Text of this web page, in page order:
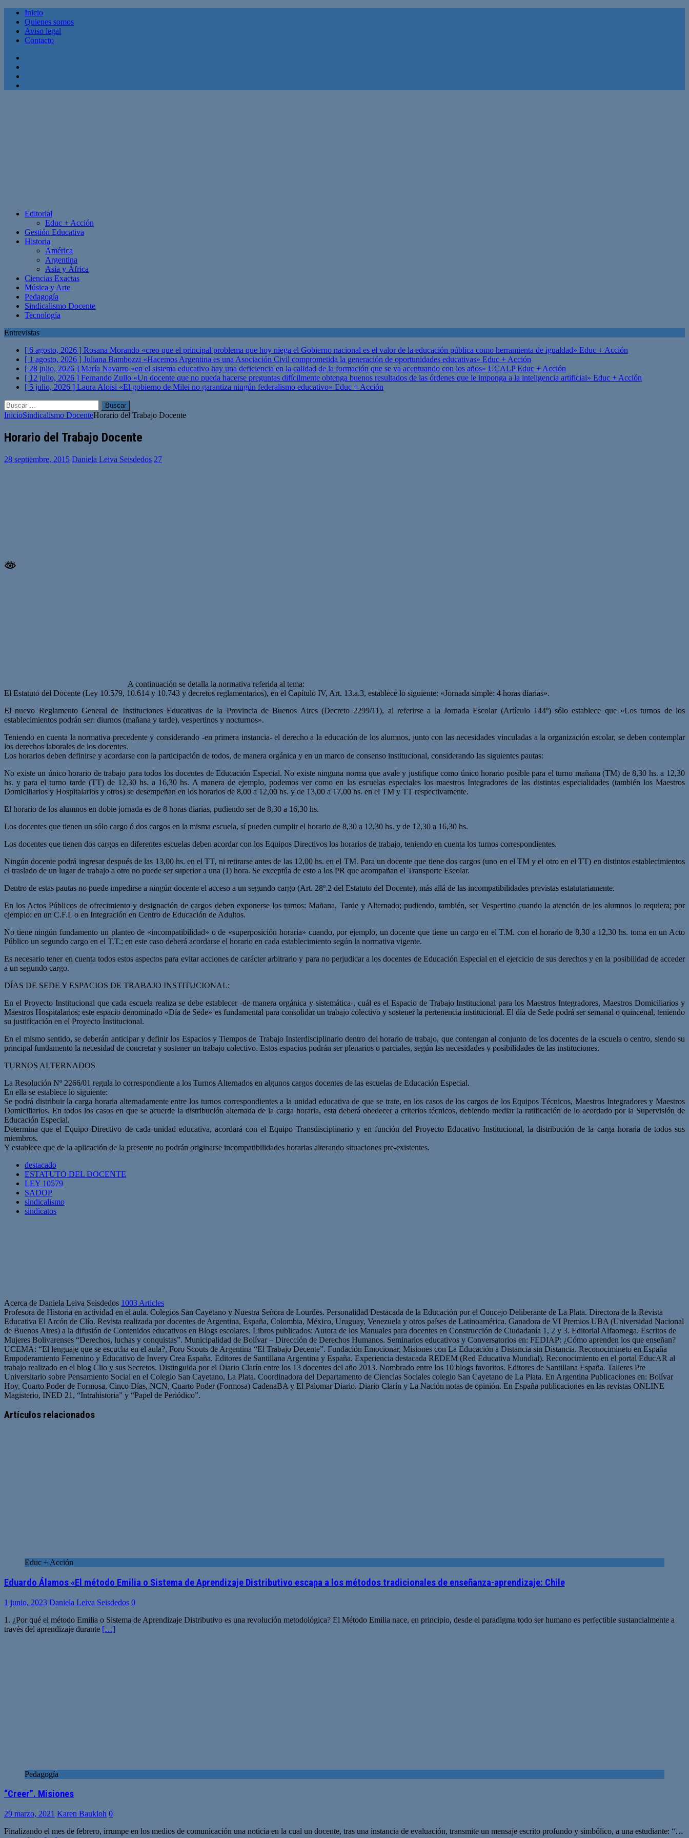
Inicio
Quienes somos
Aviso legal
Contacto
Editorial
Educ + Acción
Gestión Educativa
Historia
América
Argentina
Asia y África
Ciencias Exactas
Música y Arte
Pedagogía
Sindicalismo Docente
Tecnología
Entrevistas
[ 6 agosto, 2026 ] Rosana Morando «creo que el principal problema que hoy niega el Gobierno nacional es el valor de la educación pública como herramienta de igualdad» Educ + Acción
[ 1 agosto, 2026 ] Juliana Bambozzi «Hacemos Argentina es una Asociación Civil comprometida la generación de oportunidades educativas» Educ + Acción
[ 28 julio, 2026 ] María Navarro «en el sistema educativo hay una deficiencia en la calidad de la formación que se va acentuando con los años» UCALPEduc + Acción
[ 12 julio, 2026 ] Fernando Zullo «Un docente que no pueda hacerse preguntas difícilmente obtenga buenos resultados de las órdenes que le imponga a la inteligencia artificial» Educ + Acción
[ 5 julio, 2026 ] Laura Aloisi «El gobierno de Milei no garantiza ningún federalismo educativo» Educ + Acción
Buscar:
InicioSindicalismo DocenteHorario del Trabajo Docente
Horario del Trabajo Docente
28 septiembre, 2015 Daniela Leiva Seisdedos 27
A continuación se detalla la normativa referida al tema:
El Estatuto del Docente (Ley 10.579, 10.614 y 10.743 y decretos reglamentarios), en el Capítulo IV, Art. 13.a.3, establece lo siguiente: «Jornada simple: 4 horas diarias».
El nuevo Reglamento General de Instituciones Educativas de la Provincia de Buenos Aires (Decreto 2299/11), al referirse a la Jornada Escolar (Artículo 144º) sólo establece que «Los turnos de los
establecimientos podrán ser: diurnos (mañana y tarde), vespertinos y nocturnos».
Teniendo en cuenta la normativa precedente y considerando -en primera instancia- el derecho a la educación de los alumnos, junto con las necesidades vinculadas a la organización escolar, se deben contemplar
los derechos laborales de los docentes.
Los horarios deben definirse y acordarse con la participación de todos, de manera orgánica y en un marco de consenso institucional, considerando las siguientes pautas:
No existe un único horario de trabajo para todos los docentes de Educación Especial. No existe ninguna norma que avale y justifique como único horario posible para el turno mañana (TM) de 8,30 hs. a 12,30
hs. y para el turno tarde (TT) de 12,30 hs. a 16,30 hs. A manera de ejemplo, podemos ver como en las escuelas especiales los maestros Integradores de las distintas especialidades (también los Maestros
Domiciliarios y Hospitalarios y otros) se desempeñan en los horarios de 8,00 a 12,00 hs. y de 13,00 a 17,00 hs. en el TM y TT respectivamente.
El horario de los alumnos en doble jornada es de 8 horas diarias, pudiendo ser de 8,30 a 16,30 hs.
Los docentes que tienen un sólo cargo ó dos cargos en la misma escuela, sí pueden cumplir el horario de 8,30 a 12,30 hs. y de 12,30 a 16,30 hs.
Los docentes que tienen dos cargos en diferentes escuelas deben acordar con los Equipos Directivos los horarios de trabajo, teniendo en cuenta los turnos correspondientes.
Ningún docente podrá ingresar después de las 13,00 hs. en el TT, ni retirarse antes de las 12,00 hs. en el TM. Para un docente que tiene dos cargos (uno en el TM y el otro en el TT) en distintos establecimientos
el traslado de un lugar de trabajo a otro no puede ser superior a una (1) hora. Se exceptúa de esto a los PR que acompañan el Transporte Escolar.
Dentro de estas pautas no puede impedirse a ningún docente el acceso a un segundo cargo (Art. 28º.2 del Estatuto del Docente), más allá de las incompatibilidades previstas estatutariamente.
En los Actos Públicos de ofrecimiento y designación de cargos deben exponerse los turnos: Mañana, Tarde y Alternado; pudiendo, también, ser Vespertino cuando la atención de los alumnos lo requiera; por
ejemplo: en un C.F.L o en Integración en Centro de Educación de Adultos.
No tiene ningún fundamento un planteo de «incompatibilidad» o de «superposición horaria» cuando, por ejemplo, un docente que tiene un cargo en el T.M. con el horario de 8,30 a 12,30 hs. toma en un Acto
Público un segundo cargo en el T.T.; en este caso deberá acordarse el horario en cada establecimiento según la normativa vigente.
Es necesario tener en cuenta todos estos aspectos para evitar acciones de carácter arbitrario y para no perjudicar a los docentes de Educación Especial en el ejercicio de sus derechos y en la posibilidad de acceder
a un segundo cargo.
DÍAS DE SEDE Y ESPACIOS DE TRABAJO INSTITUCIONAL:
En el Proyecto Institucional que cada escuela realiza se debe establecer -de manera orgánica y sistemática-, cuál es el Espacio de Trabajo Institucional para los Maestros Integradores, Maestros Domiciliarios y
Maestros Hospitalarios; este espacio denominado «Día de Sede» es fundamental para consolidar un trabajo colectivo y sostener la pertenencia institucional. El día de Sede podrá ser semanal o quincenal, teniendo
su justificación en el Proyecto Institucional.
En el mismo sentido, se deberán anticipar y definir los Espacios y Tiempos de Trabajo Insterdisciplinario dentro del horario de trabajo, que contengan al conjunto de los docentes de la escuela o centro, siendo su
principal fundamento la necesidad de concretar y sostener un trabajo colectivo. Estos espacios podrán ser plenarios o parciales, según las necesidades y posibilidades de las instituciones.
TURNOS ALTERNADOS
La Resolución Nº 2266/01 regula lo correspondiente a los Turnos Alternados en algunos cargos docentes de las escuelas de Educación Especial.
En ella se establece lo siguiente:
Se podrá distribuir la carga horaria alternadamente entre los turnos correspondientes a la unidad educativa de que se trate, en los casos de los cargos de los Equipos Técnicos, Maestros Integradores y Maestros
Domiciliarios. En todos los casos en que se acuerde la distribución alternada de la carga horaria, esta deberá obedecer a criterios técnicos, debiendo mediar la ratificación de lo acordado por la Supervisión de
Educación Especial.
Determina que el Equipo Directivo de cada unidad educativa, acordará con el Equipo Transdisciplinario y en función del Proyecto Educativo Institucional, la distribución de la carga horaria de todos sus
miembros.
Y establece que de la aplicación de la presente no podrán originarse incompatibilidades horarias alterando situaciones pre-existentes.
destacado
ESTATUTO DEL DOCENTE
LEY 10579
SADOP
sindicalismo
sindicatos
Acerca de Daniela Leiva Seisdedos 1003 Articles
Profesora de Historia en actividad en el aula. Colegios San Cayetano y Nuestra Señora de Lourdes. Personalidad Destacada de la Educación por el Concejo Deliberante de La Plata. Directora de la Revista
Educativa El Arcón de Clío. Revista realizada por docentes de Argentina, España, Colombia, México, Uruguay, Venezuela y otros países de Latinoamérica. Ganadora de VI Premios UBA (Universidad Nacional
de Buenos Aires) a la difusión de Contenidos educativos en Blogs escolares. Libros publicados: Autora de los Manuales para docentes en Construcción de Ciudadanía 1, 2 y 3. Editorial Alfaomega. Escritos de
Mujeres Bolivarenses “Derechos, luchas y conquistas”. Municipalidad de Bolívar – Dirección de Derechos Humanos. Seminarios educativos y Conversatorios en: FEDIAP: ¿Cómo aprenden los que enseñan?
UCEMA: “El lenguaje que se escucha en el aula?, Foro Scouts de Argentina “El Trabajo Decente”. Fundación Emocionar, Misiones con La Educación a Distancia sin Distancia. Reconocimineto en España
Empoderamiento Femenino y Educativo de Invery Crea España. Editores de Santillana Argentina y España. Experiencia destacada REDEM (Red Educativa Mundial). Reconocimiento en el portal EducAR al
trabajo realizado en el blog Clio y sus Secretos. Distinguida por el Diario Clarín entre los 13 docentes del año 2013. Nombrado entre los 10 blogs favoritos. Editores de Santillana España. Talleres Pre
Universitario sobre Pensamiento Social en el Colegio San Cayetano, La Plata. Coordinadora del Departamento de Ciencias Sociales colegio San Cayetano de La Plata. En Argentina Publicaciones en: Bolívar
Hoy, Cuarto Poder de Formosa, Cinco Días, NCN, Cuarto Poder (Formosa) CadenaBA y El Palomar Diario. Diario Clarín y La Nación notas de opinión. En España publicaciones en las revistas ONLINE
Magisterio, INED 21, “Intrahistoria” y “Papel de Periódico”.
web
Artículos relacionados
Educ + Acción
Eduardo Álamos «El método Emilia o Sistema de Aprendizaje Distributivo escapa a los métodos tradicionales de enseñanza-aprendizaje: Chile
1 junio, 2023 Daniela Leiva Seisdedos 0
1. ¿Por qué el método Emilia o Sistema de Aprendizaje Distributivo es una revolución metodológica? El Método Emilia nace, en principio, desde el paradigma todo ser humano es perfectible sustancialmente a
través del aprendizaje durante […]
Pedagogía
“Creer”. Misiones
29 marzo, 2021 Karen Baukloh 0
Finalizando el mes de febrero, irrumpe en los medios de comunicación una noticia en la cual un docente, tras una instancia de evaluación, transmite un mensaje escrito profundo y simbólico, a una estudiante: “…